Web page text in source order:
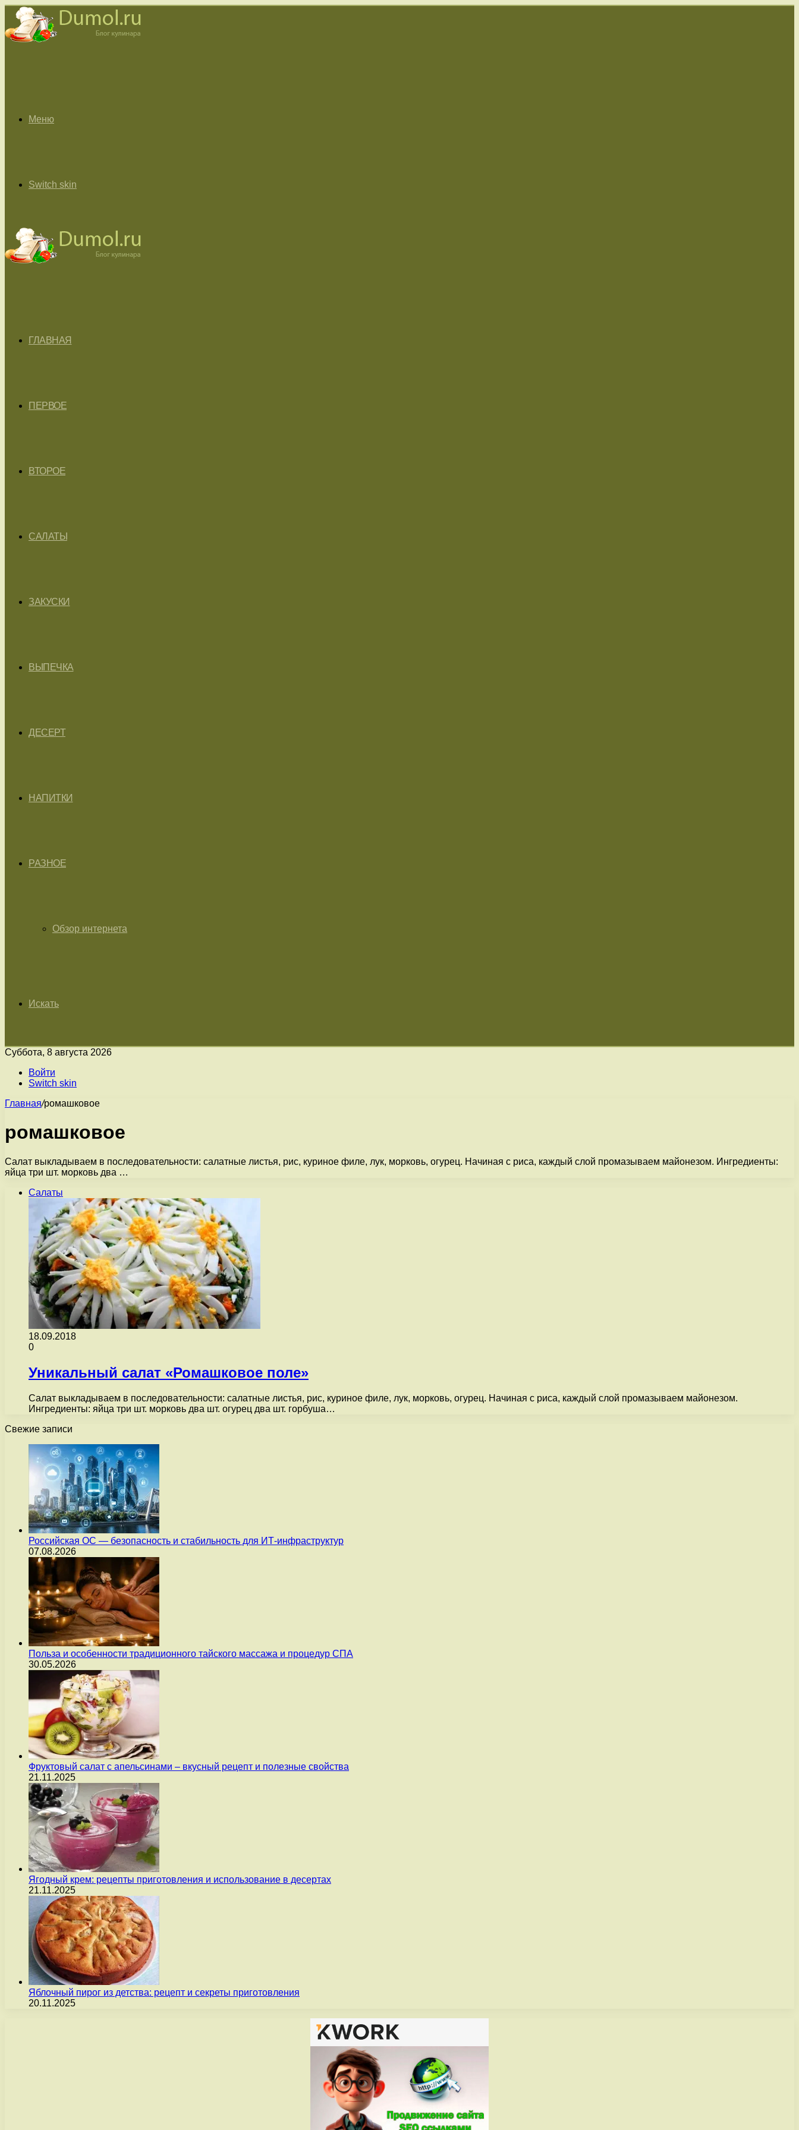
Меню
Switch skin
ГЛАВНАЯ
ПЕРВОЕ
ВТОРОЕ
САЛАТЫ
ЗАКУСКИ
ВЫПЕЧКА
ДЕСЕРТ
НАПИТКИ
РАЗНОЕ
Обзор интернета
Искать
Суббота, 8 августа 2026
Войти
Switch skin
Главная/ромашковое
ромашковое
Салат выкладываем в последовательности: салатные листья, рис, куриное филе, лук, морковь, огурец. Начиная с риса, каждый слой промазываем майонезом. Ингредиенты:
яйца три шт. морковь два …
Салаты
18.09.2018
0
Уникальный салат «Ромашковое поле»
Салат выкладываем в последовательности: салатные листья, рис, куриное филе, лук, морковь, огурец. Начиная с риса, каждый слой промазываем майонезом.
Ингредиенты: яйца три шт. морковь два шт. огурец два шт. горбуша…
Свежие записи
Российская ОС — безопасность и стабильность для ИТ-инфраструктур
07.08.2026
Польза и особенности традиционного тайского массажа и процедур СПА
30.05.2026
Фруктовый салат с апельсинами – вкусный рецепт и полезные свойства
21.11.2025
Ягодный крем: рецепты приготовления и использование в десертах
21.11.2025
Яблочный пирог из детства: рецепт и секреты приготовления
20.11.2025